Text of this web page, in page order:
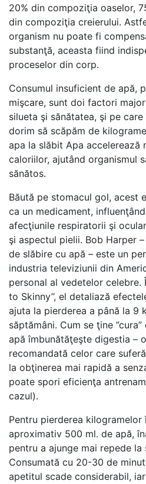
20% din compoziţia oaselor,
din compoziţia creierului.
organism nu poate fi
substanţă, aceasta fiind
proceselor din corp.
Consumul insuficient de apă,
mişcare, sunt doi factori
silueta şi sănătatea, şi pe
dorim să scăpăm de
apa la slăbit Apa accelerează
caloriilor, ajutând organismul
sănătos.
Băută pe stomacul gol, acest
ca un medicament,
afecţiunile respiratorii şi
şi aspectul pielii. Bob Harper
de slăbire cu apă – este un
industria televiziunii din
personal al vedetelor celebre.
to Skinny’’, el detaliază
ajuta la pierderea a până la 9
săptămâni. Cum se ţine
apă îmbunătăţeşte digestia –
recomandată celor care
la obţinerea mai rapidă a
poate spori eficienţa
cazul).
Pentru pierderea kilogramelor
aproximativ 500 ml. de apă,
pentru a ajunge mai repede
Consumată cu 20-30 de
apetitul scade considerabil,